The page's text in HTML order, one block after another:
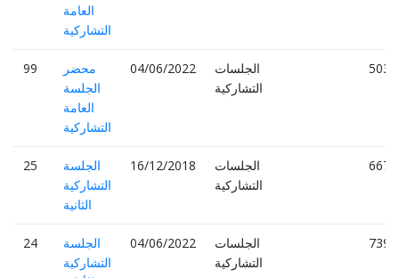
العامة
التشاركية
99
محضر
الجلسة
العامة
التشاركية
04/06/2022
الجلسات
التشاركية
5033
25
الجلسة
التشاركية
الثانية
16/12/2018
الجلسات
التشاركية
6677
24
الجلسة
التشاركية
04/06/2022
الجلسات
التشاركية
7399